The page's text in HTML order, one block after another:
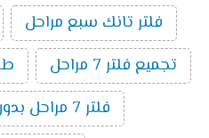
فلتر تانك سبع مراحل
تجميع فلتر 7 مراحل
فلتر 7 مراحل بدون خزان وموتور